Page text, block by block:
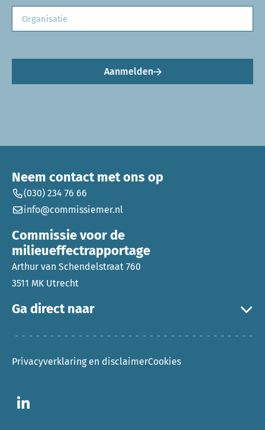
Aanmelden
Ga direct naar
Neem contact met ons op
(030) 234 76 66
info@commissiemer.nl
Commissie voor de
milieueffectrapportage
Arthur van Schendelstraat 760
3511 MK Utrecht
Privacyverklaring en disclaimerCookies
Ga naar LinkedIn